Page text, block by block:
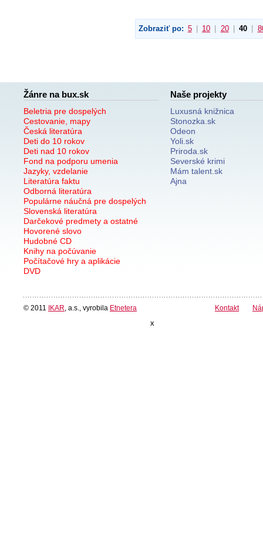
Zobraziť po: 5 10 20 40
Žánre na bux.sk
Beletria pre dospelých
Cestovanie, mapy
Česká literatúra
Deti do 10 rokov
Deti nad 10 rokov
Fond na podporu umenia
Jazyky, vzdelanie
Literatúra faktu
Odborná literatúra
Populárne náučná pre dospelých
Slovenská literatúra
Darčekové predmety a ostatné
Hovorené slovo
Hudobné CD
Knihy na počúvanie
Počítačové hry a aplikácie
DVD
Naše projekty
Luxusná knižnica
Stonozka.sk
Odeon
Yoli.sk
Priroda.sk
Severské krimi
Mám talent.sk
Ajna
© 2011 IKAR , a.s., vyrobila Etnetera Kontakt
x